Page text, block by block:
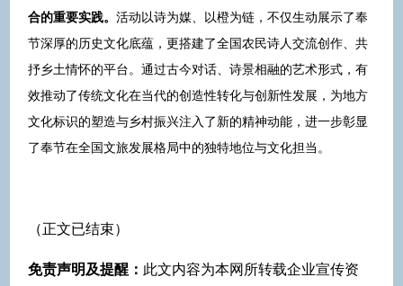
合的重要实践。 活动以诗为媒、以橙为链，不仅生动展示了奉
节深厚的历史文化底蕴，更搭建了全国农民诗人交流创作、共
抒乡土情怀的平台。通过古今对话、诗景相融的艺术形式，有
效推动了传统文化在当代的创造性转化与创新性发展，为地方
文化标识的塑造与乡村振兴注入了新的精神动能，进一步彰显
了奉节在全国文旅发展格局中的独特地位与文化担当。
（正文已结束）
免责声明及提醒： 此文内容为本网所转载企业宣传资